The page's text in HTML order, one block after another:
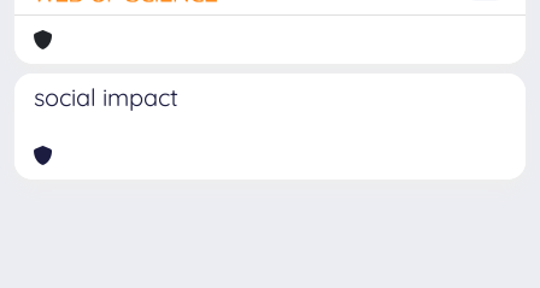
social impact